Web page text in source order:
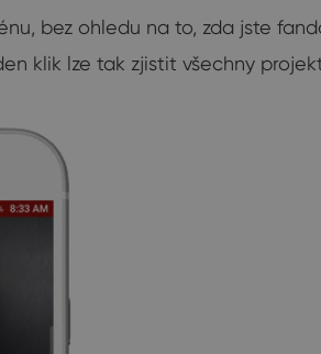
bez ohledu na to, zda jste
klik lze tak zjistit všechny